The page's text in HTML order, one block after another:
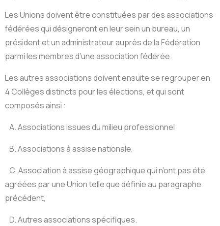
Les Unions doivent être constituées par des associations
fédérées qui désigneront en leur sein un bureau, un
président et un administrateur auprès de la Fédération
parmi les membres d’une association fédérée.
Les autres associations doivent ensuite se regrouper en
4 Collèges distincts pour les élections, et qui sont
composés ainsi :
A. Associations issues du milieu professionnel
B. Associations à assise nationale,
C. Association à assise géographique qui n’ont pas été
agréées par une Union telle que définie au paragraphe
précédent,
D. Autres associations spécifiques.